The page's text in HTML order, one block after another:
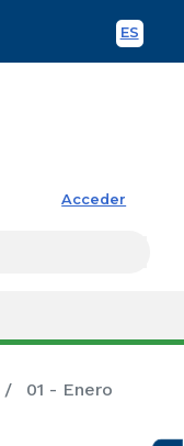
ES
Acceder
01 - Enero